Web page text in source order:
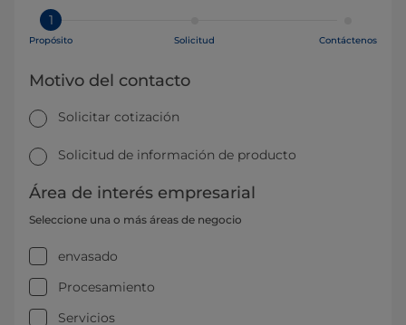
1
Propósito Solicitud Contáctenos
Motivo del contacto
Solicitar cotización
Solicitud de información de producto
Área de interés empresarial
Seleccione una o más áreas de negocio
envasado
Procesamiento
Servicios